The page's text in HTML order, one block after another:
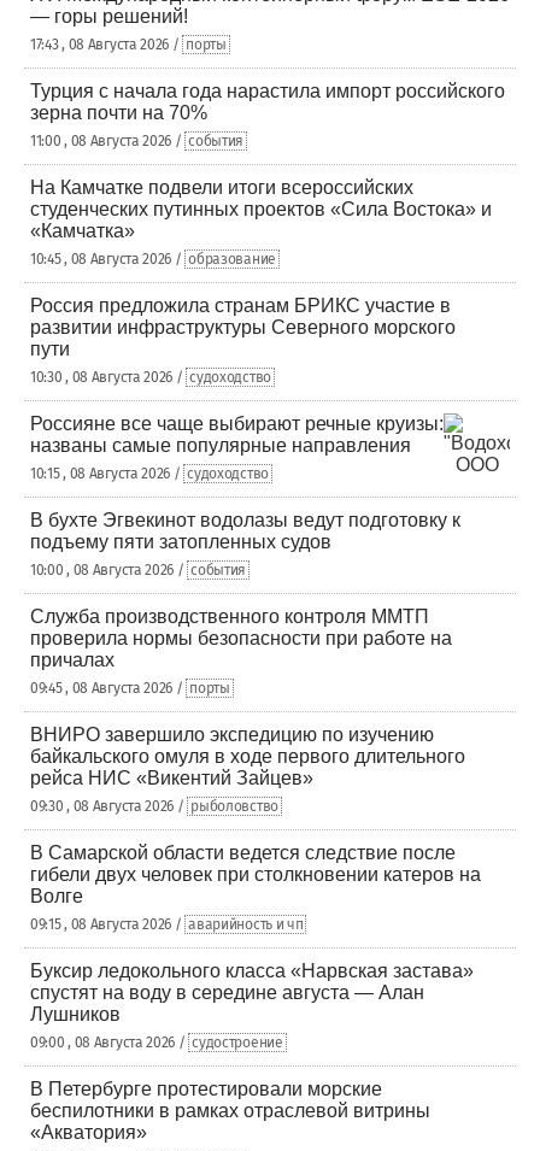
— горы решений!
17:43 , 08 Августа 2026 / порты
Турция с начала года нарастила импорт российского
зерна почти на 70%
11:00 , 08 Августа 2026 / события
На Камчатке подвели итоги всероссийских
студенческих путинных проектов «Сила Востока» и
«Камчатка»
10:45 , 08 Августа 2026 / образование
Россия предложила странам БРИКС участие в
развитии инфраструктуры Северного морского
пути
10:30 , 08 Августа 2026 / судоходство
Россияне все чаще выбирают речные круизы:
названы самые популярные направления
10:15 , 08 Августа 2026 / судоходство
В бухте Эгвекинот водолазы ведут подготовку к
подъему пяти затопленных судов
10:00 , 08 Августа 2026 / события
Служба производственного контроля ММТП
проверила нормы безопасности при работе на
причалах
09:45 , 08 Августа 2026 / порты
ВНИРО завершило экспедицию по изучению
байкальского омуля в ходе первого длительного
рейса НИС «Викентий Зайцев»
09:30 , 08 Августа 2026 / рыболовство
В Самарской области ведется следствие после
гибели двух человек при столкновении катеров на
Волге
09:15 , 08 Августа 2026 / аварийность и чп
Буксир ледокольного класса «Нарвская застава»
спустят на воду в середине августа — Алан
Лушников
09:00 , 08 Августа 2026 / судостроение
В Петербурге протестировали морские
беспилотники в рамках отраслевой витрины
«Акватория»